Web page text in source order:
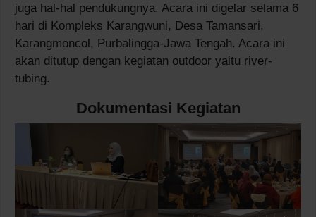
juga hal-hal pendukungnya. Acara ini digelar selama 6
hari di Kompleks Karangwuni, Desa Tamansari,
Karangmoncol, Purbalingga-Jawa Tengah. Acara ini
akan ditutup dengan kegiatan outdoor yaitu river-
tubing.
Dokumentasi Kegiatan